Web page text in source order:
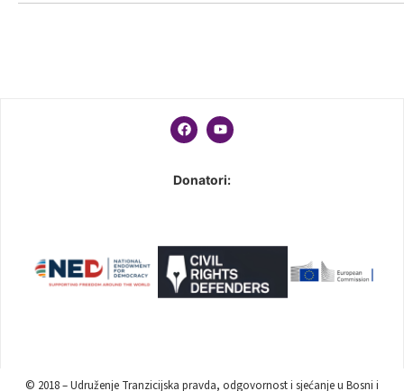
Donatori:
© 2018 – Udruženje Tranzicijska pravda, odgovornost i sjećanje u Bosni i